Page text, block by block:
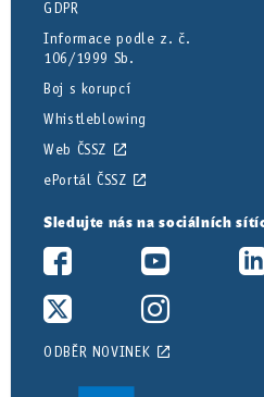
GDPR
Informace podle z. č.
106/1999 Sb.
Boj s korupcí
Whistleblowing
Web ČSSZ
ePortál ČSSZ
Sledujte nás na sociálních
ODBĚR NOVINEK